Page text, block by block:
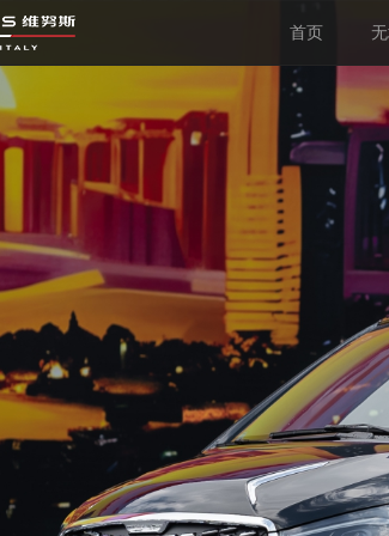
首页